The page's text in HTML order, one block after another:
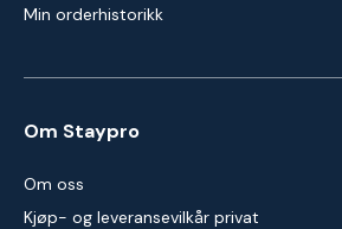
Min orderhistorikk
Om Staypro
Om oss
Kjøp- og leveransevilkår privat